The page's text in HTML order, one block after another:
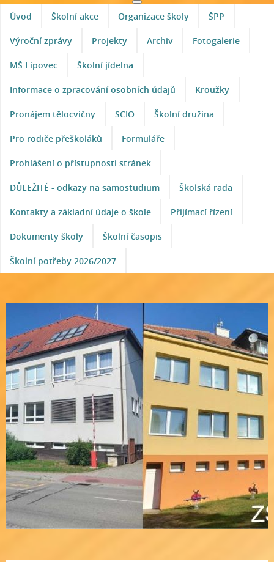
Úvod Školní akce Organizace školy ŠPP
Výroční zprávy Projekty Archiv Fotogalerie
MŠ Lipovec Školní jídelna
Informace o zpracování osobních údajů Kroužky
Pronájem tělocvičny SCIO Školní družina
Pro rodiče přeškoláků Formuláře
Prohlášení o přístupnosti stránek
DŮLEŽITÉ - odkazy na samostudium Školská rada
Kontakty a základní údaje o škole Přijímací řízení
Dokumenty školy Školní časopis
Školní potřeby 2026/2027